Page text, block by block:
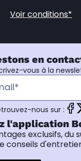
Voir conditions*
en
vous à la
nous sur :
l'application
exclusifs, du
conseils